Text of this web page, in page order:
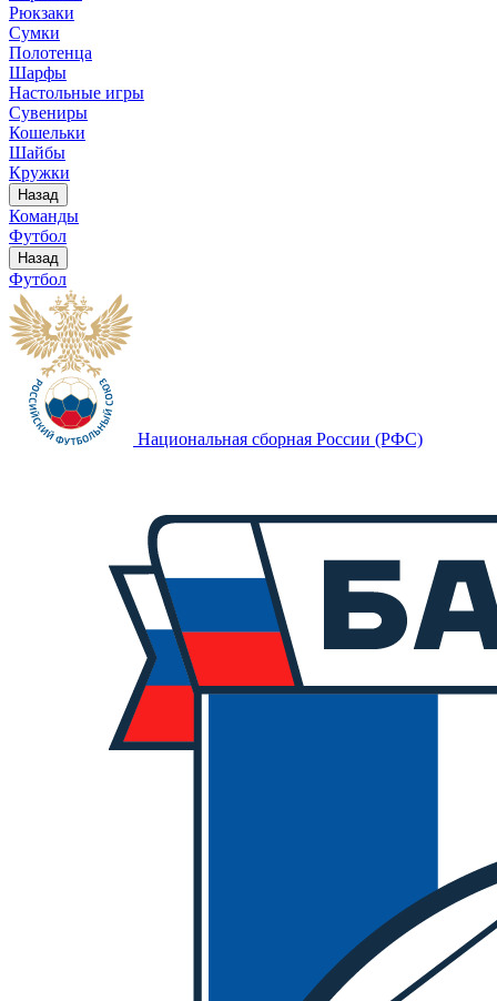
Рюкзаки
Сумки
Полотенца
Шарфы
Настольные игры
Сувениры
Кошельки
Шайбы
Кружки
Назад
Команды
Футбол
Назад
Футбол
Национальная сборная России (РФС)